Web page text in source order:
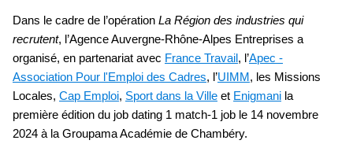
Dans le cadre de l’opération La Région des industries qui
recrutent, l’Agence Auvergne-Rhône-Alpes Entreprises a
organisé, en partenariat avec France Travail , l’Apec -
Association Pour l'Emploi des Cadres, l’UIMM , les Missions
Locales, Cap Emploi, Sport dans la Ville et Enigmani la
première édition du job dating 1 match-1 job le 14 novembre
2024 à la Groupama Académie de Chambéry.